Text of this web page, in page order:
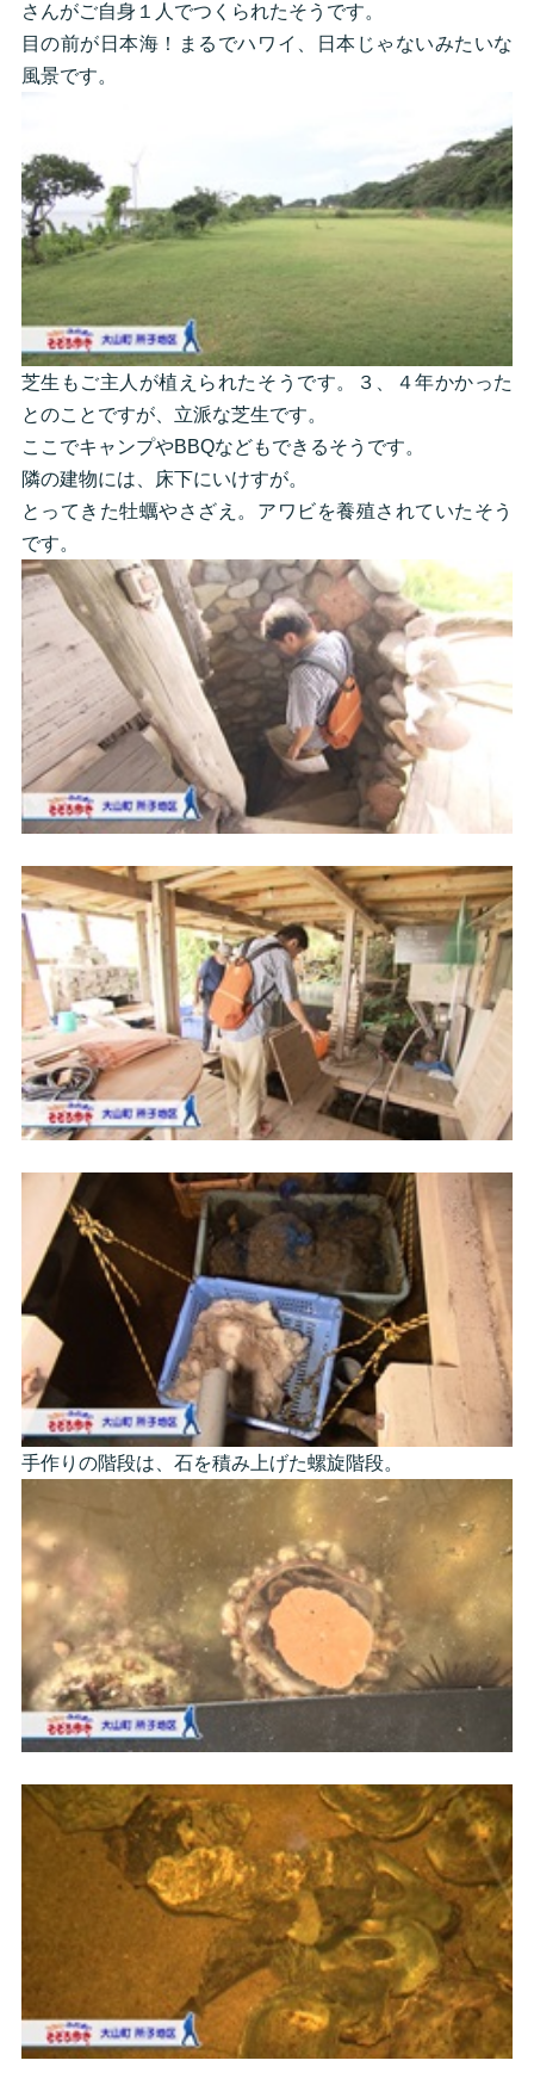
さんがご自身１人でつくられたそうです。
目の前が日本海！まるでハワイ、日本じゃないみたいな
風景です。
芝生もご主人が植えられたそうです。３、４年かかった
とのことですが、立派な芝生です。
ここでキャンプやBBQなどもできるそうです。
隣の建物には、床下にいけすが。
とってきた牡蠣やさざえ。アワビを養殖されていたそう
です。
手作りの階段は、石を積み上げた螺旋階段。